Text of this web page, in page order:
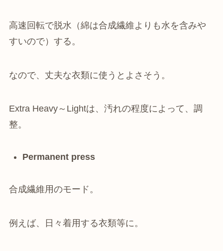
高速回転で脱水（綿は合成繊維よりも水を含みや
すいので）する。
なので、丈夫な衣類に使うとよさそう。
Extra Heavy～Lightは、汚れの程度によって、調
整。
Permanent press
合成繊維用のモード。
例えば、日々着用する衣類等に。